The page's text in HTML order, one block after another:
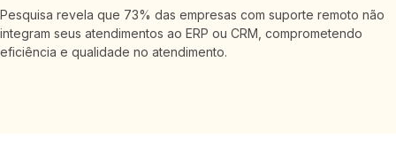
Pesquisa revela que 73% das empresas com suporte remoto não
integram seus atendimentos ao ERP ou CRM, comprometendo
eficiência e qualidade no atendimento.